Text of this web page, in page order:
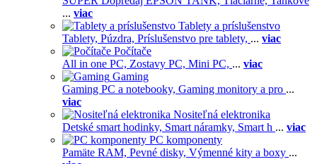
... viac
Tablety a príslušenstvo
Tablety, Púzdra, Príslušenstvo pre tablety, ... viac
Počítače
All in one PC, Zostavy PC, Mini PC, ... viac
Gaming
Gaming PC a notebooky, Gaming monitory a pro ...
viac
Nositeľná elektronika
Detské smart hodinky, Smart náramky, Smart h ... viac
PC komponenty
Pamäte RAM, Pevné disky, Výmenné kity a boxy ...